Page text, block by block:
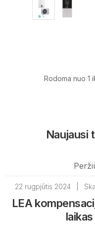
Rodoma nuo 1
Naujausi
22 rugpjūtis 2024
LEA